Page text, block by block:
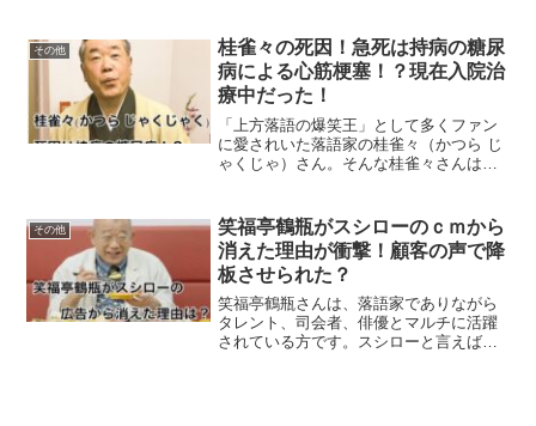
事】山下まことの家族構成山下真奈良県
知事は４人家族です。...
その他
桂雀々の死因！急死は持病の糖尿
病による心筋梗塞！？現在入院治
療中だった！
「上方落語の爆笑王」として多くファン
に愛されいた落語家の桂雀々（かつら じ
ゃくじゃ）さん。そんな桂雀々さんは
歳という若い訃報に驚きと悲しみを抱い
たことだと思わ...
その他
笑福亭鶴瓶がスシローのｃｍから
消えた理由が衝撃！顧客の声で降
板させられた？
笑福亭鶴瓶さんは、落語家でありながら
タレント、司会者、俳優とマルチに活躍
されている方です。スシローと言えば笑